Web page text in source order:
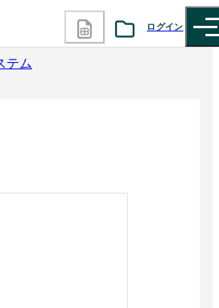
ログイン
ド
テム